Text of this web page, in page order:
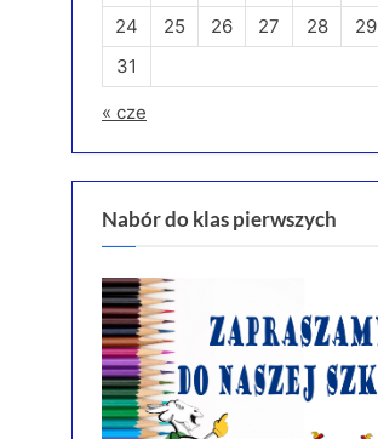
24
25 26 27 28 29
31
« cze
Nabór do klas pierwszych